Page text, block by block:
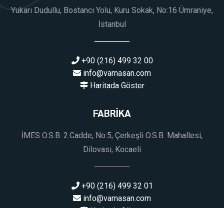
Yukarı Dudullu, Bostancı Yolu, Kuru Sokak, No:16 Ümraniye,
İstanbul
+90 (216) 499 32 00
info@varnasan.com
Haritada Göster
FABRİKA
İMES O.S.B. 2.Cadde, No:5, Çerkeşli O.S.B. Mahallesi,
Dilovası, Kocaeli
+90 (216) 499 32 01
info@varnasan.com